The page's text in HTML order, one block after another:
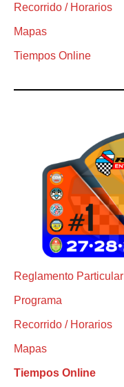
Recorrido / Horarios
Mapas
Tiempos Online
Reglamento Particular
Programa
Recorrido / Horarios
Mapas
Tiempos Online